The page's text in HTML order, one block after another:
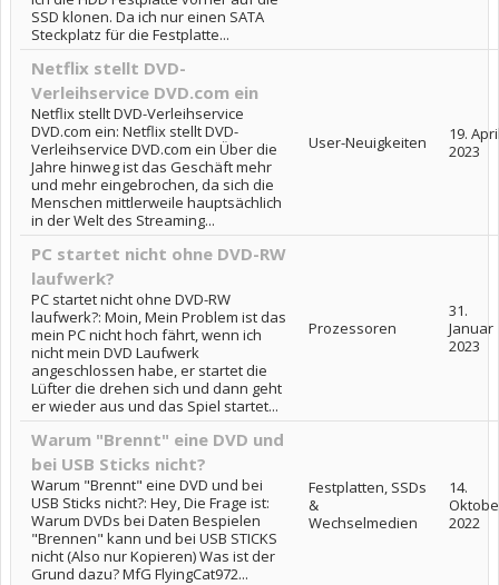
SSD klonen. Da ich nur einen SATA
Steckplatz für die Festplatte...
Netflix stellt DVD-
Verleihservice DVD.com ein
Netflix stellt DVD-Verleihservice
DVD.com ein: Netflix stellt DVD-
Verleihservice DVD.com ein Über die
Jahre hinweg ist das Geschäft mehr
und mehr eingebrochen, da sich die
Menschen mittlerweile hauptsächlich
in der Welt des Streaming...
User-Neuigkeiten
19.
2023
PC startet nicht ohne DVD-RW
laufwerk?
PC startet nicht ohne DVD-RW
laufwerk?: Moin, Mein Problem ist das
mein PC nicht hoch fährt, wenn ich
nicht mein DVD Laufwerk
angeschlossen habe, er startet die
Lüfter die drehen sich und dann geht
er wieder aus und das Spiel startet...
Prozessoren
31.
Januar
2023
Warum "Brennt" eine DVD und
bei USB Sticks nicht?
Warum "Brennt" eine DVD und bei
USB Sticks nicht?: Hey, Die Frage ist:
Warum DVDs bei Daten Bespielen
"Brennen" kann und bei USB STICKS
nicht (Also nur Kopieren) Was ist der
Grund dazu? MfG FlyingCat972...
Festplatten, SSDs
&
Wechselmedien
14.
2022